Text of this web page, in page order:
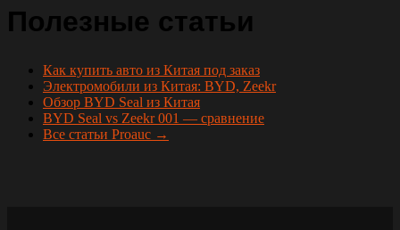
Полезные статьи
Как купить авто из Китая под заказ
Электромобили из Китая: BYD, Zeekr
Обзор BYD Seal из Китая
BYD Seal vs Zeekr 001 — сравнение
Все статьи Proauc →